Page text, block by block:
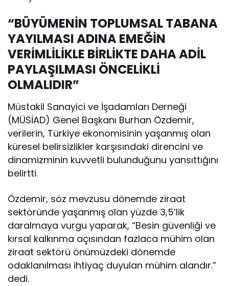
“BÜYÜMENİN TOPLUMSAL TABANA
YAYILMASI ADINA EMEĞİN
VERİMLİLİKLE BİRLİKTE DAHA ADİL
PAYLAŞILMASI ÖNCELİKLİ
OLMALIDIR”
Müstakil Sanayici ve İşadamları Derneği
(MÜSİAD) Genel Başkanı Burhan Özdemir,
verilerin, Türkiye ekonomisinin yaşanmış olan
küresel belirsizlikler karşısındaki direncini ve
dinamizminin kuvvetli bulunduğunu yansıttığını
belirtti.
Özdemir, söz mevzusu dönemde ziraat
sektöründe yaşanmış olan yüzde 3,5’lik
daralmaya vurgu yaparak, “Besin güvenliği ve
kırsal kalkınma açısından fazlaca mühim olan
ziraat sektörü önümüzdeki dönemde
odaklanılması ihtiyaç duyulan mühim alandır.”
dedi.